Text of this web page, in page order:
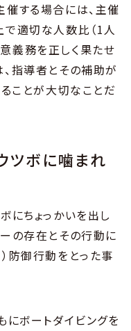
する場合には、主催
適切な人数比（1人
義務を正しく果たせ
指導者とその補助が
ことが大切なことだ
ツボに噛まれ
にちょっかいを出し
の存在とその行動に
防御行動をとった事
ボートダイビングを